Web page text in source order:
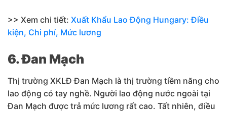
>> Xem chi tiết: Xuất Khẩu Lao Động Hungary: Điều
kiện, Chi phí, Mức lương
6. Đan Mạch
Thị trường XKLĐ Đan Mạch là thị trường tiềm năng cho
lao động có tay nghề. Người lao động nước ngoài tại
Đan Mạch được trả mức lương rất cao. Tất nhiên, điều